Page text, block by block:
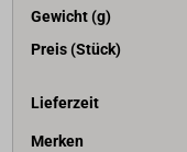
Gewicht (g)
Preis (Stück)
Lieferzeit
Merken